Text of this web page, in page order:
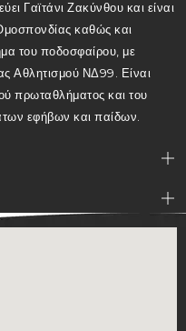
Γαϊτάνι Ζακύνθου και είναι
καθώς και
του ποδοσφαίρου, με
Αθλητισμού ΝΔ99. Είναι
πρωταθλήματος και του
εφήβων και παίδων.